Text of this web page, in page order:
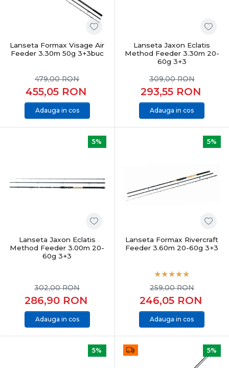
Lanseta Formax Visage Air
Feeder 3.30m 50g 3+3buc
455,05 RON
479,00RON
Adauga in cos
Lanseta Jaxon Eclatis
Method Feeder 3.30m 20-
60g 3+3
293,55 RON
309,00RON
Adauga in cos
5%
Lanseta Jaxon Eclatis
Method Feeder 3.00m 20-
60g 3+3
286,90 RON
302,00RON
Adauga in cos
5%
Lanseta Formax Rivercraft
Feeder 3.60m 20-60g 3+3
246,05 RON
259,00RON
Adauga in cos
5% 5%